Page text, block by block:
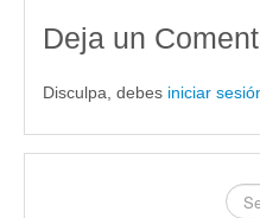
Deja un
Disculpa, debes iniciar